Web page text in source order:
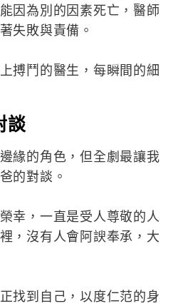
因為別的因素死亡，醫師
失敗與責備。
搏鬥的醫生，每瞬間的細
談
緣的角色，但全劇最讓我
的對談。
幸，一直是受人尊敬的人
，沒有人會阿諛奉承，大
找到自己，以度仁范的身